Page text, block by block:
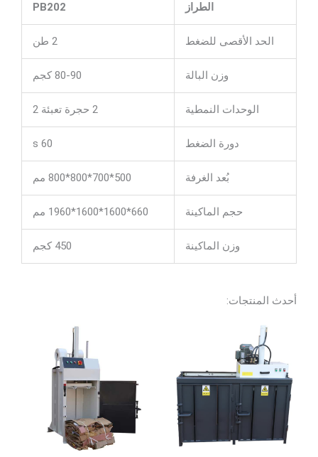
الطراز PB202
الحد الأقصى للضغط
وزن البالة 80-90 كجم
الوحدات النمطية
دورة الضغط
بُعد الغرفة
حجم الماكينة
وزن الماكينة
أحدث المنتجات: